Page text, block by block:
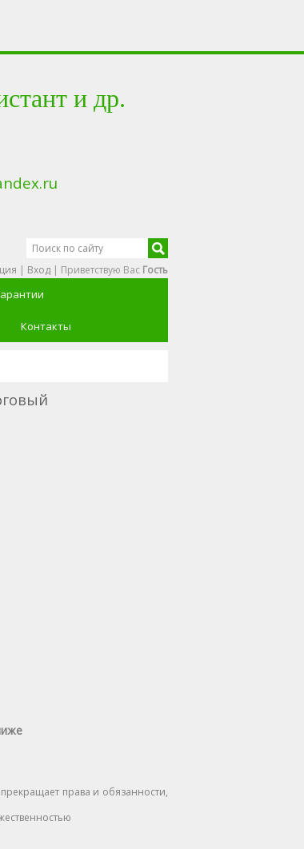
и др.
| Вход| Приветствую Вас Гость
Контакты
права и обязанности,